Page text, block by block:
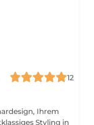
12
Ihrem
Styling in